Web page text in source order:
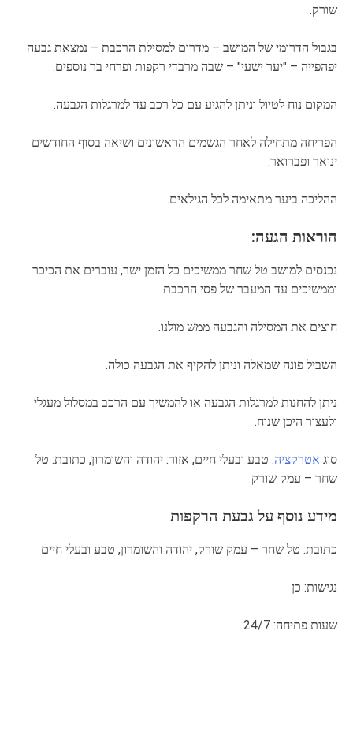
שורק.
בגבול הדרומי של המושב – מדרום למסילת הרכבת – נמצאת גבעה
יפהפייה – "יער ישעי" – שבה מרבדי רקפות ופרחי בר נוספים.
המקום נוח לטיול וניתן להגיע עם כל רכב עד למרגלות הגבעה.
הפריחה מתחילה לאחר הגשמים הראשונים ושיאה בסוף החודשים
ינואר ופברואר.
ההליכה ביער מתאימה לכל הגילאים.
הוראות הגעה:
נכנסים למושב טל שחר ממשיכים כל הזמן ישר, עוברים את הכיכר
וממשיכים עד המעבר של פסי הרכבת.
חוצים את המסילה והגבעה ממש מולנו.
השביל פונה שמאלה וניתן להקיף את הגבעה כולה.
ניתן להחנות למרגלות הגבעה או להמשיך עם הרכב במסלול מעגלי
ולעצור היכן שנוח.
סוג אטרקציה: טבע ובעלי חיים, אזור: יהודה והשומרון, כתובת: טל
שחר – עמק שורק
מידע נוסף על גבעת הרקפות
כתובת: טל שחר – עמק שורק, יהודה והשומרון, טבע ובעלי חיים
נגישות: כן
שעות פתיחה: 24/7